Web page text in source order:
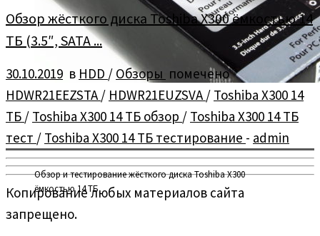
Обзор и тестирование жёсткого диска Toshiba X300
ёмкостью 14 ТБ
Обзор жёсткого диска Toshiba X300 ёмкостью 14
ТБ (3.5″, SATA ...
30.10.2019 в HDD / Обзоры помечено
HDWR21EEZSTA/ HDWR21EUZSVA/ Toshiba X300 14
ТБ / Toshiba X300 14 ТБ обзор / Toshiba X300 14 ТБ
тест / Toshiba X300 14 ТБ тестирование - admin
Копирование любых материалов сайта
запрещено.